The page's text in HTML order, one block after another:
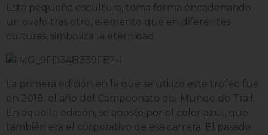
Esta pequeña escultura, toma forma encadenando
un ovalo tras otro, elemento que en diferentes
culturas, simboliza la eternidad.
La primera edición en la que se utilizó este trofeo fue
en 2018, el año del Campeonato del Mundo de Trail.
En aquella edición, se apostó por el color azul, que
también era el corporativo de esa carrera. El pasado